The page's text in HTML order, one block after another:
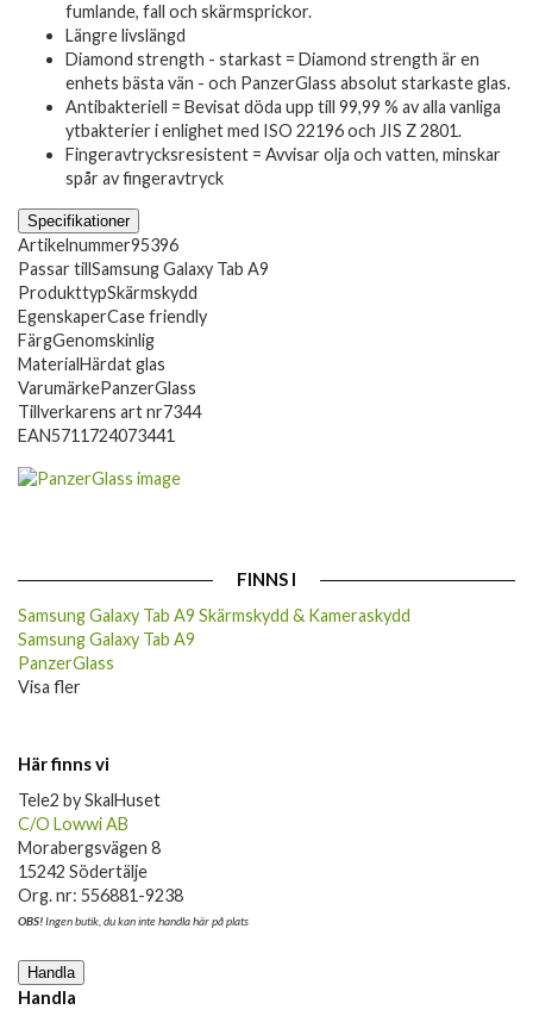
fumlande, fall och skärmsprickor.
Längre livslängd
Diamond strength - starkast = Diamond strength är en
enhets bästa vän - och PanzerGlass absolut starkaste glas.
Antibakteriell = Bevisat döda upp till 99,99 % av alla vanliga
ytbakterier i enlighet med ISO 22196 och JIS Z 2801.
Fingeravtrycksresistent = Avvisar olja och vatten, minskar
spår av fingeravtryck
Specifikationer
Artikelnummer95396
Passar tillSamsung Galaxy Tab A9
ProdukttypSkärmskydd
EgenskaperCase friendly
FärgGenomskinlig
MaterialHärdat glas
VarumärkePanzerGlass
Tillverkarens art nr7344
EAN5711724073441
FINNS I
Samsung Galaxy Tab A9 Skärmskydd & Kameraskydd
Samsung Galaxy Tab A9
PanzerGlass
Visa fler
Här finns vi
Tele2 by SkalHuset
C/O Lowwi AB
Morabergsvägen 8
15242 Södertälje
Org. nr: 556881-9238
OBS!Ingen butik, du kan inte handla här på plats
Handla
Handla